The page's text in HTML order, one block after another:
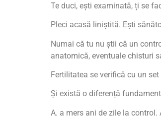
Te duci, ești examinată, ți se
Pleci acasă liniștită. Ești
Numai că tu nu știi că un
anatomică, eventuale chisturi
Fertilitatea se verifică cu un
Și există o diferență
A. a mers ani de zile la